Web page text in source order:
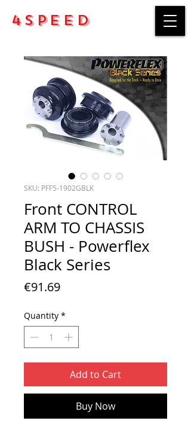
4Speed
SKU: PFF5-1902GBLK
Front CONTROL
ARM TO CHASSIS
BUSH - Powerflex
Black Series
€91.69Price
Quantity *
Add to Cart
Buy Now